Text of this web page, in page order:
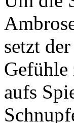
setzt
aufs